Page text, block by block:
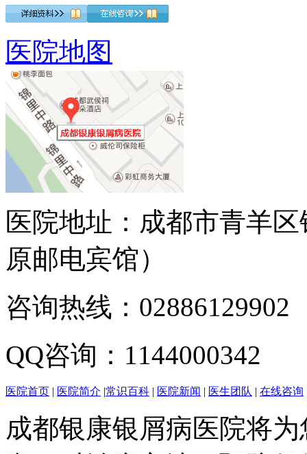
医院地图
医院地址：成都市青羊
原邮电宾馆）
咨询热线：02886129902
QQ咨询：1144000342
医院首页 | 医院简介 |常识百科 | 医院新闻 | 医生团队 | 在线咨询
成都银康银屑病医院将